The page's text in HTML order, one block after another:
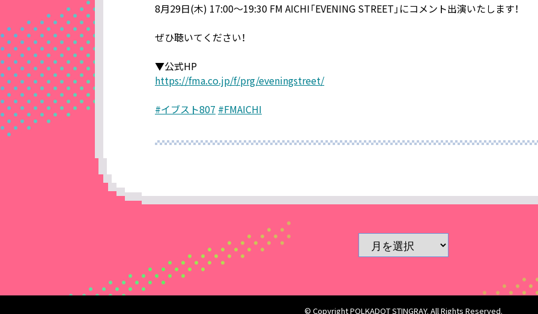
8月29日(木) 17:00～19:30 FM AICHI「EVENING STREET」にコメント出演いたします！
ぜひ聴いてください！
▼公式HP
https://fma.co.jp/f/prg/eveningstreet/
#イブスト807 #FMAICHI
© Copyright POLKADOT STINGRAY. All Rights Reserved.